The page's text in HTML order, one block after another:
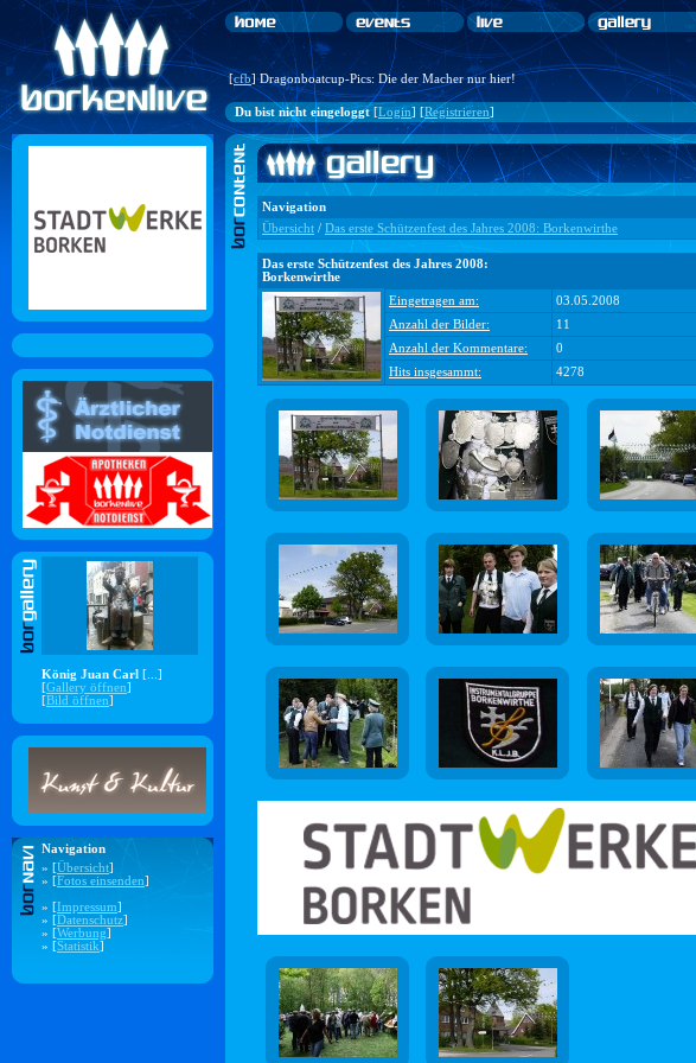
[cfb] Dragonboatcup-Pics: Die der Macher nur hier!
Du bist nicht eingeloggt[Login] [Registrieren]
König Juan Carl [...]
[Gallery öffnen]
[Bild öffnen]
Navigation
» [Übersicht]
» [Fotos einsenden]
» [Impressum]
» [Datenschutz]
» [Werbung]
» [Statistik]
Navigation
Übersicht / Das erste Schützenfest des Jahres 2008: Borkenwirthe
Das erste Schützenfest des Jahres 2008:
Borkenwirthe
Eingetragen am:
03.05.2008
Anzahl der Bilder:
11
Anzahl der Kommentare:
0
Hits insgesammt:
4278